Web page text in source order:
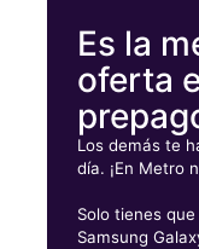
Es la
oferta
Los demás te
día. ¡En Metro
Solo tienes
Samsung